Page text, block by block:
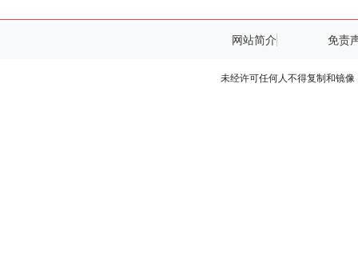
网站简介 免责
未经许可任何人不得复制和镜